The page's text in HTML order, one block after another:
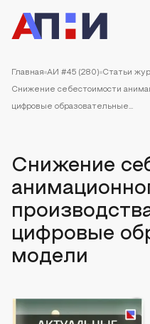
Главная АИ #45 (280) Статьи
Снижение себестоимости
цифровые образовательные...
Снижение
цифровые
модели